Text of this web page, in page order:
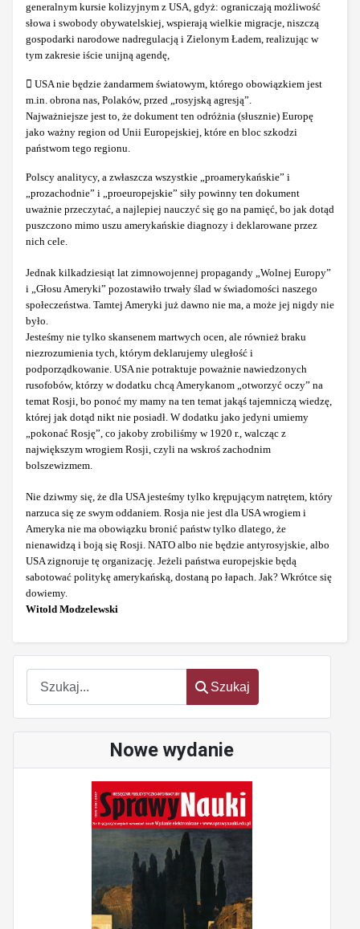
Szukaj
Szukaj
Nowe wydanie
generalnym kursie kolizyjnym z USA, gdyż: ograniczają możliwość
słowa i swobody obywatelskiej, wspierają wielkie migracje, niszczą
gospodarki narodowe nadregulacją i Zielonym Ładem, realizując w
tym zakresie iście unijną agendę,
 USA nie będzie żandarmem światowym, którego obowiązkiem jest
m.in. obrona nas, Polaków, przed „rosyjską agresją”.
Najważniejsze jest to, że dokument ten odróżnia (słusznie) Europę
jako ważny region od Unii Europejskiej, które en bloc szkodzi
państwom tego regionu.
Polscy analitycy, a zwłaszcza wszystkie „proamerykańskie” i
„prozachodnie” i „proeuropejskie” siły powinny ten dokument
uważnie przeczytać, a najlepiej nauczyć się go na pamięć, bo jak dotąd
puszczono mimo uszu amerykańskie diagnozy i deklarowane przez
nich cele.
Jednak kilkadziesiąt lat zimnowojennej propagandy „Wolnej Europy”
i „Głosu Ameryki” pozostawiło trwały ślad w świadomości naszego
społeczeństwa. Tamtej Ameryki już dawno nie ma, a może jej nigdy nie
było.
Jesteśmy nie tylko skansenem martwych ocen, ale również braku
niezrozumienia tych, którym deklarujemy uległość i
podporządkowanie. USA nie potraktuje poważnie nawiedzonych
rusofobów, którzy w dodatku chcą Amerykanom „otworzyć oczy” na
temat Rosji, bo ponoć my mamy na ten temat jakąś tajemniczą wiedzę,
której jak dotąd nikt nie posiadł. W dodatku jako jedyni umiemy
„pokonać Rosję”, co jakoby zrobiliśmy w 1920 r., walcząc z
największym wrogiem Rosji, czyli na wskroś zachodnim
bolszewizmem.
Nie dziwmy się, że dla USA jesteśmy tylko krępującym natrętem, który
narzuca się ze swym oddaniem. Rosja nie jest dla USA wrogiem i
Ameryka nie ma obowiązku bronić państw tylko dlatego, że
nienawidzą i boją się Rosji. NATO albo nie będzie antyrosyjskie, albo
USA zignoruje tę organizację. Jeżeli państwa europejskie będą
sabotować politykę amerykańską, dostaną po łapach. Jak? Wkrótce się
dowiemy.
Witold Modzelewski